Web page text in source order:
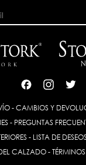
- CAMBIOS Y
- PREGUNTAS
- LISTA DE
CALZADO-